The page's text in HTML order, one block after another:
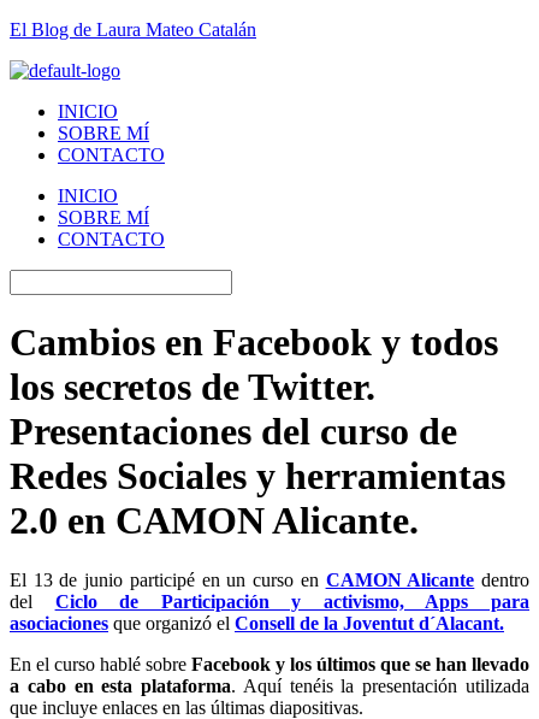
El Blog de Laura Mateo Catalán
INICIO
SOBRE MÍ
CONTACTO
INICIO
SOBRE MÍ
CONTACTO
Cambios en Facebook y todos
los secretos de Twitter.
Presentaciones del curso de
Redes Sociales y herramientas
2.0 en CAMON Alicante.
El 13 de junio participé en un curso en CAMON Alicante dentro
del
Ciclo de Participación y activismo, Apps para
asociaciones que organizó el Consell de la Joventut d´Alacant.
En el curso hablé sobre Facebook y los últimos que se han llevado
a cabo en esta plataforma. Aquí tenéis la presentación utilizada
que incluye enlaces en las últimas diapositivas.